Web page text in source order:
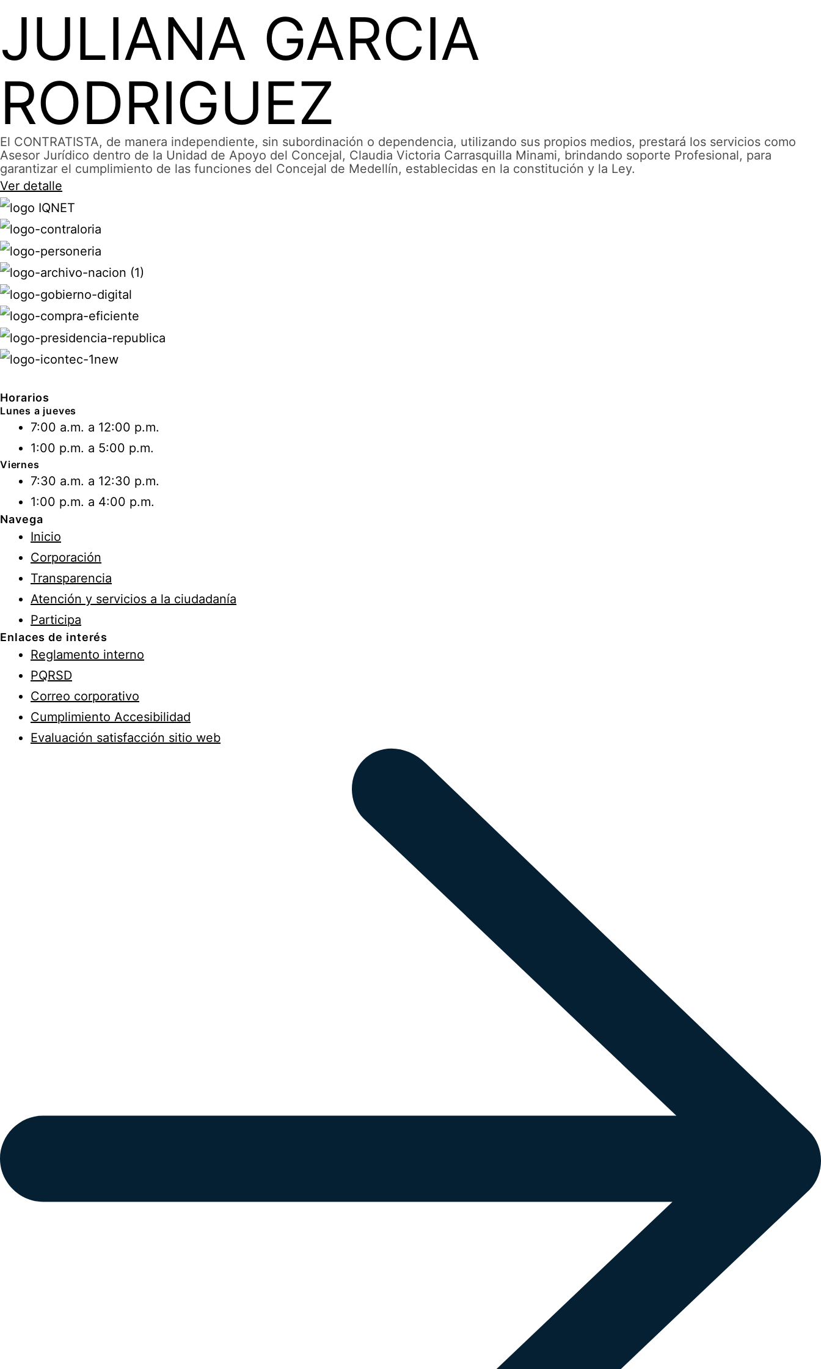
JULIANA GARCIA
RODRIGUEZ
El CONTRATISTA, de manera independiente, sin subordinación o dependencia, utilizando sus propios medios, prestará los servicios como
Asesor Jurídico dentro de la Unidad de Apoyo del Concejal, Claudia Victoria Carrasquilla Minami, brindando soporte Profesional, para
garantizar el cumplimiento de las funciones del Concejal de Medellín, establecidas en la constitución y la Ley.
Ver detalle
Horarios
Lunes a jueves
7:00 a.m. a 12:00 p.m.
1:00 p.m. a 5:00 p.m.
Viernes
7:30 a.m. a 12:30 p.m.
1:00 p.m. a 4:00 p.m.
Navega
Inicio
Corporación
Transparencia
Atención y servicios a la ciudadanía
Participa
Enlaces de interés
Reglamento interno
PQRSD
Correo corporativo
Cumplimiento Accesibilidad
Evaluación satisfacción sitio web